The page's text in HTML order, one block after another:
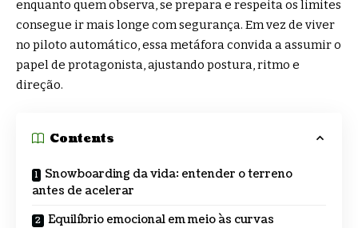
enquanto quem observa, se prepara e respeita os limites
consegue ir mais longe com segurança. Em vez de viver
no piloto automático, essa metáfora convida a assumir o
papel de protagonista, ajustando postura, ritmo e
direção.
Contents
Snowboarding da vida: entender o terreno
antes de acelerar
Equilíbrio emocional em meio às curvas